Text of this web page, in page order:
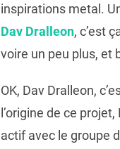
inspirations metal.
Dav Dralleon, c’est
voire un peu plus, et
OK, Dav Dralleon,
l’origine de ce
actif avec le groupe